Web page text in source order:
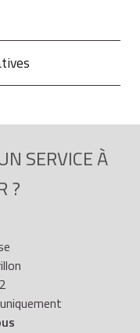
SERVICE À
?